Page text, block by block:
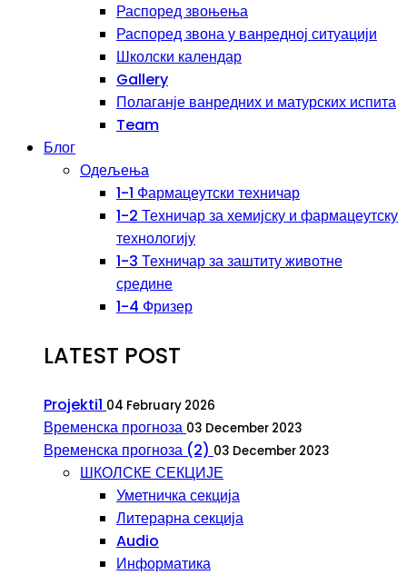
Распоред звоњења
Распоред звона у ванредној ситуацији
Школски календар
Gallery
Полаганје ванредних и матурских испита
Team
Блог
Одељења
1-1 Фармацеутски техничар
1-2 Техничар за хемијску и фармацеутску
технологију
1-3 Техничар за заштиту животне
средине
1-4 Фризер
LATEST POST
Projekti1 04 February 2026
Временска прогноза 03 December 2023
Временска прогноза (2) 03 December 2023
ШКОЛСКЕ СЕКЦИЈЕ
Уметничка секција
Литерарна секција
Audio
Информатика